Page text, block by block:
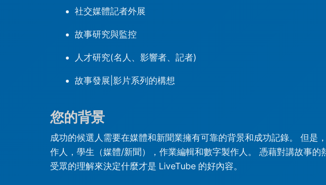
社交媒體記者外展
故事研究與監控
人才研究(名人、影響者、記者)
故事發展|影片系列的構想
您的背景
成功的候選人需要在媒體和新聞業擁有可靠的背景和成功記錄。 但
作人，學生（媒體/新聞），作業編輯和數字製作人。 憑藉對講故事
受眾的理解來決定什麼才是 LiveTube 的好內容。